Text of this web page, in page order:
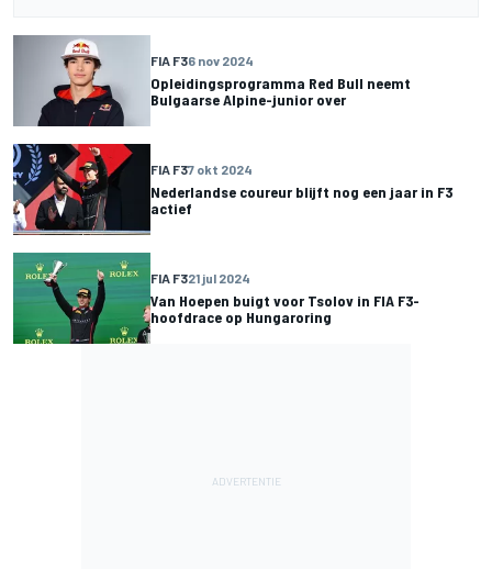
FIA F36 nov 2024
Opleidingsprogramma Red Bull neemt
Bulgaarse Alpine-junior over
FIA F37 okt 2024
Nederlandse coureur blijft nog een jaar in F3
actief
FIA F321 jul 2024
Van Hoepen buigt voor Tsolov in FIA F3-
hoofdrace op Hungaroring